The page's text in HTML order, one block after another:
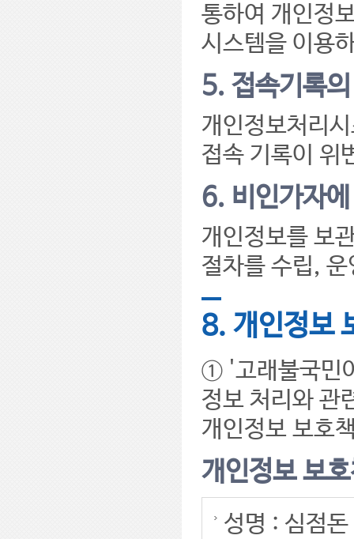
통하여 개인정
시스템을 이용
5. 접속기록
개인정보처리
접속 기록이 위
6. 비인가자
개인정보를 보
절차를 수립,
8. 개인정보
① '고래불국민
정보 처리와 관
개인정보 보호
개인정보 보
성명 : 심점돈